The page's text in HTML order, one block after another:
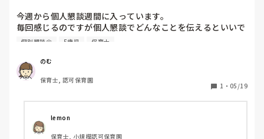
今週から個人懇談週間に入っています。
毎回感じるのですが個人懇談でどんなことを伝えるといいで
しょうか？
らまし方がイマイチ掴めておらず、
これであってるのかな？っという疑問ばかりです。
私の後輩はしっかりとベテラン保育士の懇談の様子を側で見
私が入社した時は全くそのような配慮がなく、
急に「今日〇〇さんの懇談よろしくね」という形で個人懇談
デビューをしました(笑)
個別懇談会 5歳児 保育士
のむ
保育士, 認可保育園
1 ・ 05/19
lemon
保育士, 小規模認可保育園